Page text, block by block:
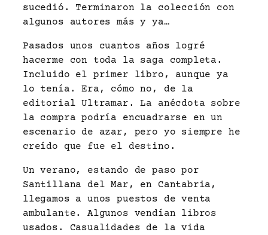
sucedió. Terminaron la colección con
algunos autores más y ya…
Pasados unos cuantos años logré
hacerme con toda la saga completa.
Incluido el primer libro, aunque ya
lo tenía. Era, cómo no, de la
editorial Ultramar. La anécdota sobre
la compra podría encuadrarse en un
escenario de azar, pero yo siempre he
creído que fue el destino.
Un verano, estando de paso por
Santillana del Mar, en Cantabria,
llegamos a unos puestos de venta
ambulante. Algunos vendían libros
usados. Casualidades de la vida